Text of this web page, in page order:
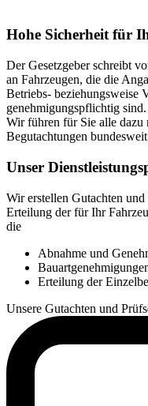
Hohe Sicherheit für
Der Gesetzgeber schreibt
an Fahrzeugen, die die
Betriebs- beziehungsweise
genehmigungspflichtig sind.
Wir führen für Sie alle
Begutachtungen
Unser
Wir erstellen Gutachten
Erteilung der für Ihr
die
Abnahme und
Erteilung der
Unsere Gutachten und